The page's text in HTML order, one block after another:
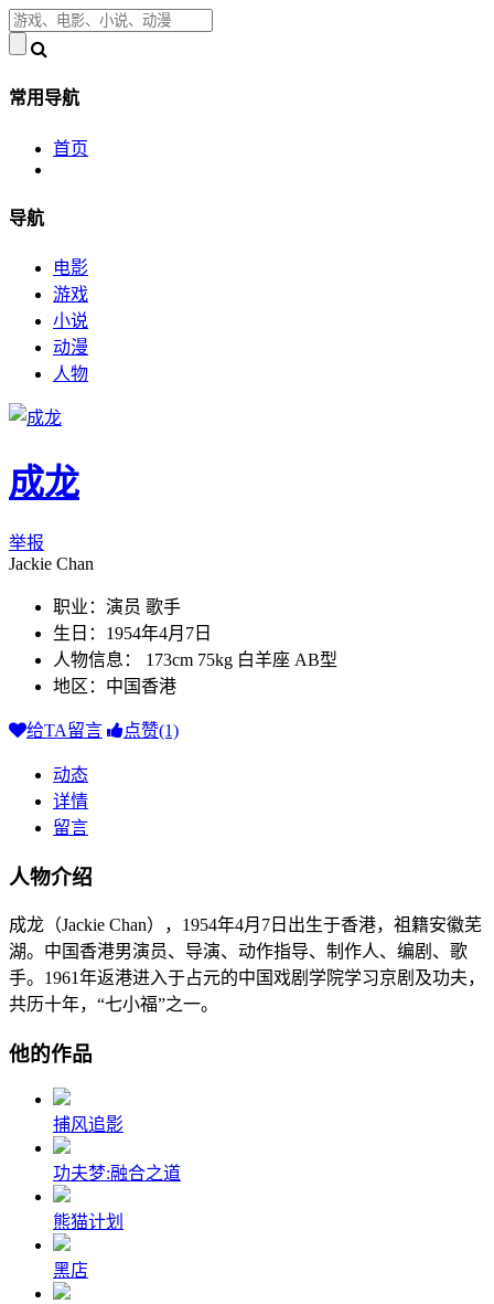
常用导航
首页
导航
电影
游戏
小说
动漫
人物
成龙
举报
Jackie Chan
职业：演员 歌手
生日：1954年4月7日
人物信息： 173cm 75kg 白羊座 AB型
地区：中国香港
给TA留言 点赞(1)
动态
详情
留言
人物介绍
成龙（Jackie Chan），1954年4月7日出生于香港，祖籍安徽芜
湖。中国香港男演员、导演、动作指导、制作人、编剧、歌
手。1961年返港进入于占元的中国戏剧学院学习京剧及功夫，
共历十年，“七小福”之一。
他的作品
捕风追影
功夫梦:融合之道
熊猫计划
黑店